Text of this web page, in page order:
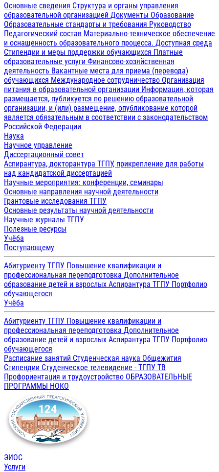
Основные сведения Структура и органы управления
образовательной организацией Документы Образование
Образовательные стандарты и требования Руководство
Педагогический состав Материально-техническое обеспечение
и оснащенность образовательного процесса. Доступная среда
Стипендии и меры поддержки обучающихся Платные
образовательные услуги Финансово-хозяйственная
деятельность Вакантные места для приема (перевода)
обучающихся Международное сотрудничество Организация
питания в образовательной организации Информация, которая
размещается, публикуется по решению образовательной
организации, и (или) размещение, опубликование которой
является обязательным в соответствии с законодательством
Российской Федерации
Наука
Научное управление
Диссертационный совет
Аспирантура, докторантура ТГПУ, прикрепление для работы
над кандидатской диссертацией
Научные мероприятия: конференции, семинары
Основные направления научной деятельности
Грантовые исследования ТГПУ
Основные результаты научной деятельности
Научные журналы ТГПУ
Полезные ресурсы
Учёба
Поступающему
Абитуриенту ТГПУ Повышение квалификации и
профессиональная переподготовка Дополнительное
образование детей и взрослых Аспирантура ТГПУ Портфолио
обучающегося
Учёба
Абитуриенту ТГПУ Повышение квалификации и
профессиональная переподготовка Дополнительное
образование детей и взрослых Аспирантура ТГПУ Портфолио
обучающегося
Расписание занятий Студенческая наука Общежития
Стипендии Студенческое телевидение - ТГПУ ТВ
Профориентация и трудоустройство ОБРАЗОВАТЕЛЬНЫЕ
ПРОГРАММЫ НОКО
ЭИОС
Услуги